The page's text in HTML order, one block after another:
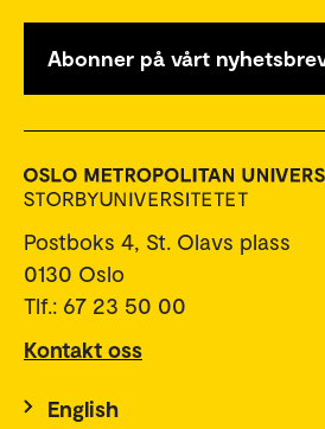
Abonner på vårt
Postboks 4, St. Olavs plass
0130 Oslo
Tlf.: 67 23 50 00
Kontakt oss
English